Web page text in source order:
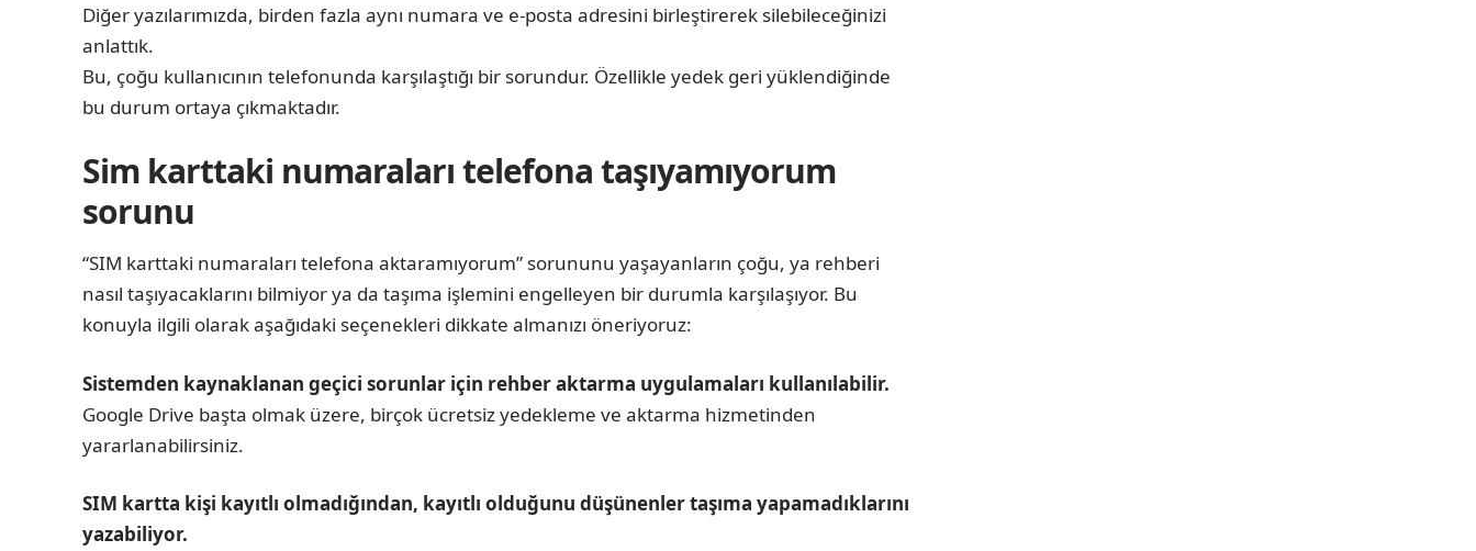
Diğer yazılarımızda, birden fazla aynı numara ve e-posta adresini birleştirerek silebileceğinizi
anlattık.
Bu, çoğu kullanıcının telefonunda karşılaştığı bir sorundur. Özellikle yedek geri yüklendiğinde
bu durum ortaya çıkmaktadır.
Sim karttaki numaraları telefona taşıyamıyorum
sorunu
“SIM karttaki numaraları telefona aktaramıyorum” sorununu yaşayanların çoğu, ya rehberi
nasıl taşıyacaklarını bilmiyor ya da taşıma işlemini engelleyen bir durumla karşılaşıyor. Bu
konuyla ilgili olarak aşağıdaki seçenekleri dikkate almanızı öneriyoruz:
Sistemden kaynaklanan geçici sorunlar için rehber aktarma uygulamaları kullanılabilir.
Google Drive başta olmak üzere, birçok ücretsiz yedekleme ve aktarma hizmetinden
yararlanabilirsiniz.
SIM kartta kişi kayıtlı olmadığından, kayıtlı olduğunu düşünenler taşıma yapamadıklarını
yazabiliyor.